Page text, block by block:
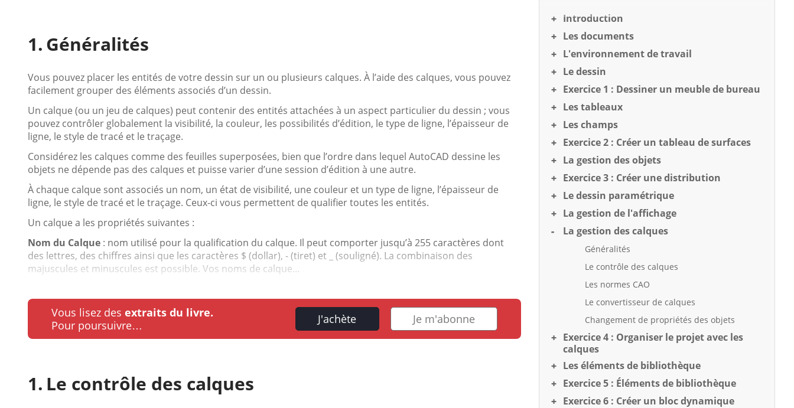
Généralités
Vous pouvez placer les entités de votre dessin sur un ou plusieurs calques. À l’aide des calques, vous pouvez
facilement grouper des éléments associés d’un dessin.
Un calque (ou un jeu de calques) peut contenir des entités attachées à un aspect particulier du dessin ; vous
pouvez contrôler globalement la visibilité, la couleur, les possibilités d’édition, le type de ligne, l’épaisseur de
ligne, le style de tracé et le traçage.
Considérez les calques comme des feuilles superposées, bien que l’ordre dans lequel AutoCAD dessine les
objets ne dépende pas des calques et puisse varier d’une session d’édition à une autre.
À chaque calque sont associés un nom, un état de visibilité, une couleur et un type de ligne, l’épaisseur de
ligne, le style de tracé et le traçage. Ceux-ci vous permettent de qualifier toutes les entités.
Un calque a les propriétés suivantes :
Nom du Calque : nom utilisé pour la qualification du calque. Il peut comporter jusqu’à 255 caractères dont
des lettres, des chiffres ainsi que les caractères $ (dollar), - (tiret) et _ (souligné). La combinaison des
majuscules et minuscules est possible. Vos noms de calque...
Vous lisez des extraits du livre.
Pour poursuivre…
J'achète Je m'abonne
Le contrôle des calques
Introduction
Les documents
L'environnement de travail
Le dessin
Exercice 1 : Dessiner un meuble de bureau
Les tableaux
Les champs
Exercice 2 : Créer un tableau de surfaces
La gestion des objets
Exercice 3 : Créer une distribution
Le dessin paramétrique
La gestion de l'affichage
La gestion des calques
Généralités
Le contrôle des calques
Les normes CAO
Le convertisseur de calques
Changement de propriétés des objets
Exercice 4 : Organiser le projet avec les
calques
Les éléments de bibliothèque
Exercice 5 : Éléments de bibliothèque
Exercice 6 : Créer un bloc dynamique